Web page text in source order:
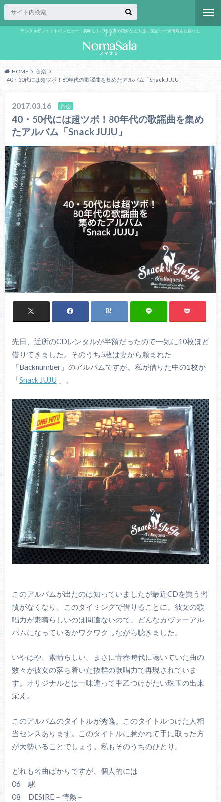
デジタルガジェットのレビュー、美味しくて唸る店の紹介など人生に役立つ一次情報をお届けし
ます！
HOME
音楽
40・50代には超ツボ！80年代の歌謡曲を集めたアルバム「Snack JUJU」
2017.03.16 音楽
40・50代には超ツボ！80年代の歌謡曲を集め
たアルバム「Snack JUJU」
先日、近所のCDレンタルが半額だったので一気に10枚ほど
借りてきました。そのうち5枚は妻から頼まれた
「Backnumber」のアルバムですが、私が借りた中の1枚が
「Snack JUJU 」。
このアルバムが出たのは知っていましたが最近CDを買う習
慣がなくなり、このタイミングで借りることに。彼女の歌
唱力が素晴らしいのは間違ないので、どんなカヴァーアル
バムになっているかワクワクしながら聴きました。
いやはや、素晴らしい。まさに青春時代に聴いていた曲の
数々が彼女の落ち着いた抜群の歌唱力で再現されていま
す。オリジナルとは一味違って甲乙つけがたい珠玉の出来
栄え。
このアルバムのタイトルが秀逸。このタイトルつけた人相
当センスあります。このタイトルに惹かれて手に取った方
が大勢いることでしょう。私もそのうちのひとり。
どれも名曲ばかりですが、個人的には
06 駅
08 DESIRE－情熱－